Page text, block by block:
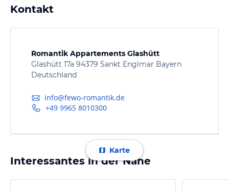
Kontakt
Romantik Appartements Glashütt
Glashütt 17a 94379 Sankt Englmar Bayern
Deutschland
info@fewo-romantik.de
+49 9965 8010300
Karte
Interessantes in der Nähe